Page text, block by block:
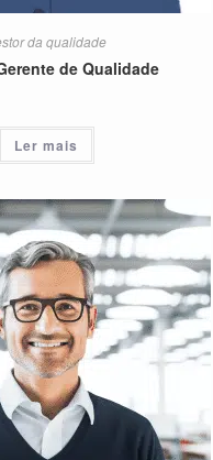
da qualidade
de Qualidade
Ler mais